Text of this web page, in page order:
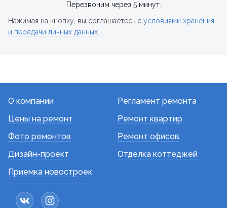
Перезвоним через 5 минут.
Нажимая на кнопку, вы соглашаетесь с условиями хранения
и передачи личных данных
О компании
Цены на ремонт
Фото ремонтов
Дизайн-проект
Приемка новостроек
Регламент ремонта
Ремонт квартир
Ремонт офисов
Отделка коттеджей